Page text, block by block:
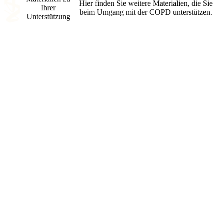
Ihrer
Unterstützung
Hier finden Sie weitere Materialien, die Sie
beim Umgang mit der COPD unterstützen.